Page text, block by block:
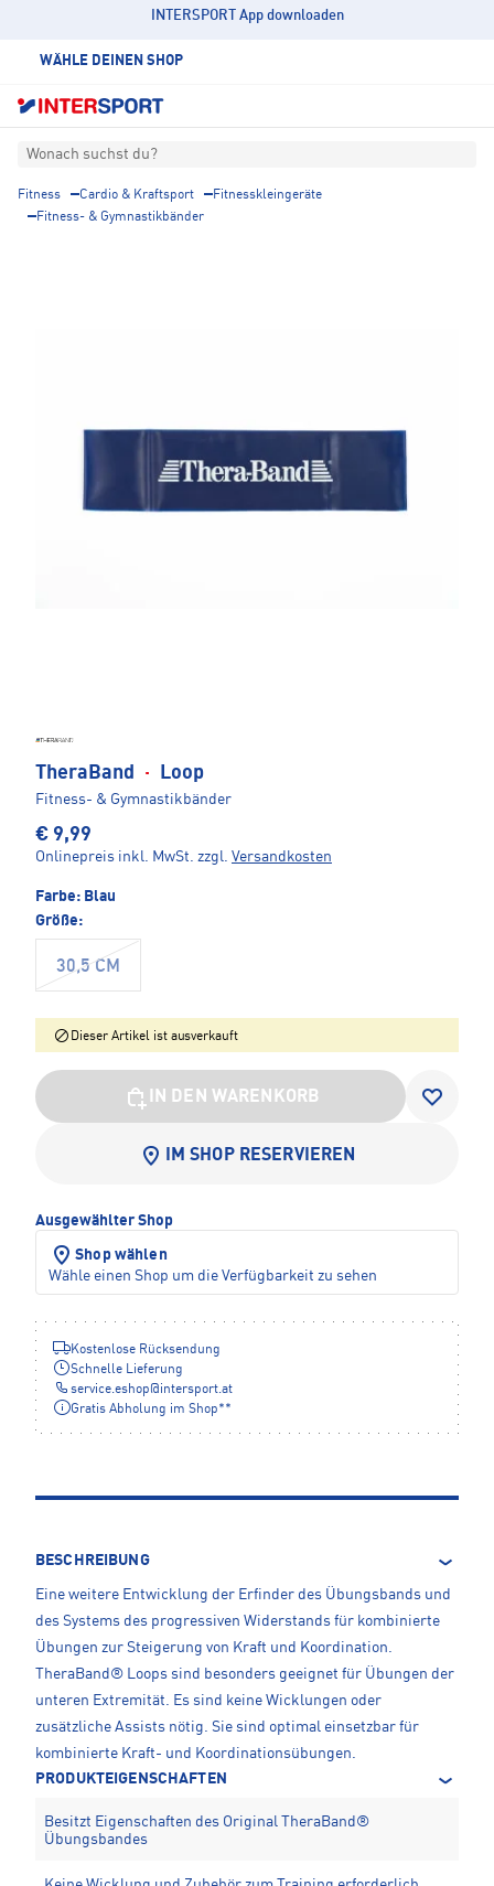
INTERSPORT App downloaden
WÄHLE DEINEN SHOP
Wonach suchst du?
Fitness Cardio & Kraftsport
Fitnesskleingeräte
Fitness- & Gymnastikbänder
TheraBand · Loop
Fitness- & Gymnastikbänder
€ 9,99
Onlinepreis inkl. MwSt. zzgl. Versandkosten
Farbe: Blau
Größe:
30,5 CM
Dieser Artikel ist ausverkauft
IN DEN WARENKORB
IM SHOP RESERVIEREN
Ausgewählter Shop
Shop wählen
Wähle einen Shop um die Verfügbarkeit zu sehen
Kostenlose Rücksendung
Schnelle Lieferung
service.eshop@intersport.at
Gratis Abholung im Shop**
BESCHREIBUNG
Eine weitere Entwicklung der Erfinder des Übungsbands und
des Systems des progressiven Widerstands für kombinierte
Übungen zur Steigerung von Kraft und Koordination.
TheraBand® Loops sind besonders geeignet für Übungen der
unteren Extremität. Es sind keine Wicklungen oder
zusätzliche Assists nötig. Sie sind optimal einsetzbar für
kombinierte Kraft- und Koordinationsübungen.
PRODUKTEIGENSCHAFTEN
Besitzt Eigenschaften des Original TheraBand®
Übungsbandes